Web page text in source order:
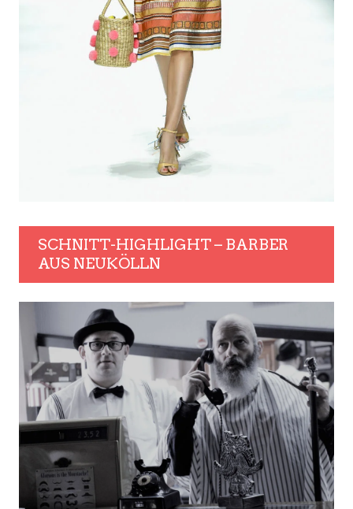
SCHNITT-HIGHLIGHT – BARBER
AUS NEUKÖLLN